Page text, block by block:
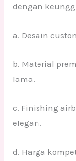
dengan
a. Desain
b. Material
lama.
c. Finishing
elegan.
d. Harga